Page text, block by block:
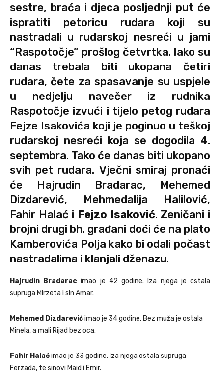
sestre, braća i djeca posljednji put će
ispratiti petoricu rudara koji su
nastradali u rudarskoj nesreći u jami
“Raspotočje” prošlog četvrtka. Iako su
danas trebala biti ukopana četiri
rudara, čete za spasavanje su uspjele
u nedjelju navečer iz rudnika
Raspotočje izvući i tijelo petog rudara
Fejze Isakovića koji je poginuo u teškoj
rudarskoj nesreći koja se dogodila 4.
septembra. Tako će danas biti ukopano
svih pet rudara. Vječni smiraj pronaći
će Hajrudin Bradarac, Mehemed
Dizdarević, Mehmedalija Halilović,
Fahir Halać i Fejzo Isaković. Zeničani i
brojni drugi bh. građani doći će na plato
Kamberovića Polja kako bi odali počast
nastradalima i klanjali dženazu.
Hajrudin Bradarac imao je 42 godine. Iza njega je ostala
supruga Mirzeta i sin Amar.
Mehemed Dizdarevićimao je 34 godine. Bez muža je ostala
Minela, a mali Rijad bez oca.
Fahir Halaćimao je 33 godine. Iza njega ostala supruga
Ferzada, te sinovi Maid i Emir.